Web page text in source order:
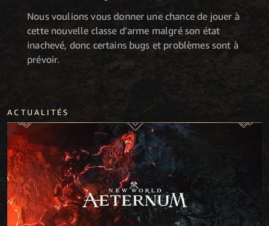
Nous voulions vous donner une chance de jouer à
cette nouvelle classe d’arme malgré son état
inachevé, donc certains bugs et problèmes sont à
prévoir.
ACTUALITÉS